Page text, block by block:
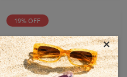
19% OFF
×